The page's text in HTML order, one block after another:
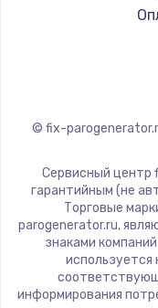
© fix-
Сервисный центр
гарантийным (не
Торговые
parogenerator.ru,
знаками
используется
информирования